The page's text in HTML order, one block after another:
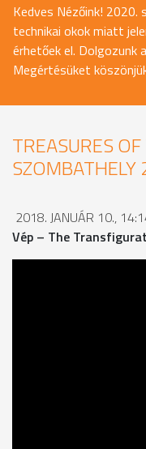
Kedves Nézőink!
technikai okok miatt
érhetőek el. Dolgozunk
Megértésüket
TREASURES
SZOMBATHELY
2018. JANUÁR 10.,
Vép – The